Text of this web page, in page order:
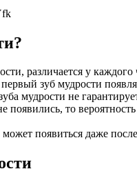
различается у
зуб мудрости
мудрости не
то
появиться даже